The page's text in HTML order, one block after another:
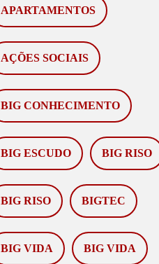
APARTAMENTOS
AÇÕES SOCIAIS
BIG CONHECIMENTO
BIG ESCUDO BIG RISO
BIG RISO BIGTEC
BIG VIDA BIG VIDA